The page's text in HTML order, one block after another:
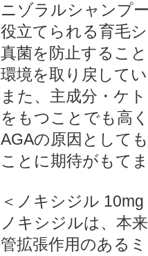
ニゾラルシャンプ
役立てられる育毛
真菌を防止するこ
環境を取り戻して
また、主成分・ケ
をもつことでも高
AGAの原因として
ことに期待がもて
＜ノキシジル
ノキシジルは、本
管拡張作用のある